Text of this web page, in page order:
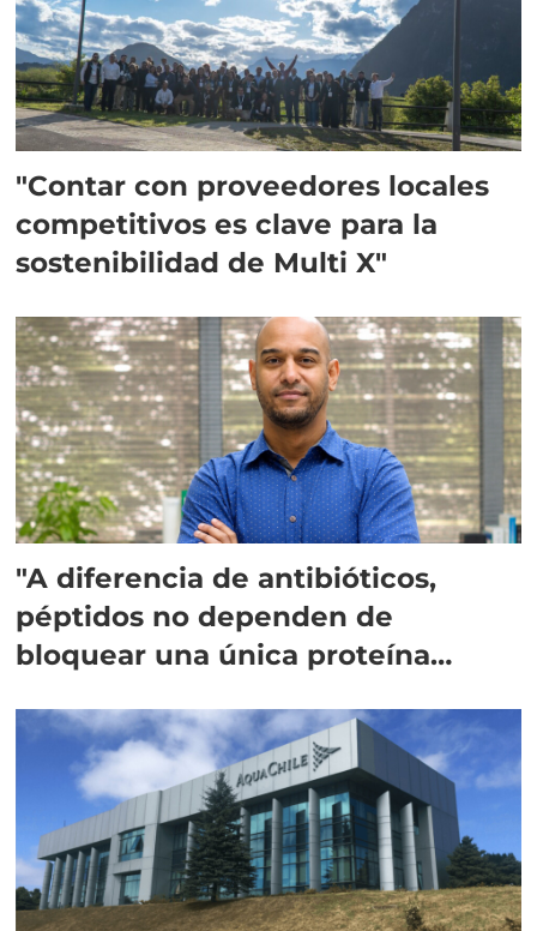
"Contar con proveedores locales
competitivos es clave para la
sostenibilidad de Multi X"
"A diferencia de antibióticos,
péptidos no dependen de
bloquear una única proteína